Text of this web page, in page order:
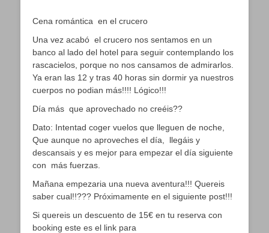
Cena romántica en el crucero
Una vez acabó el crucero nos sentamos en un
banco al lado del hotel para seguir contemplando los
rascacielos, porque no nos cansamos de admirarlos.
Ya eran las 12 y tras 40 horas sin dormir ya nuestros
cuerpos no podian más!!!! Lógico!!!
Día más que aprovechado no creéis??
Dato: Intentad coger vuelos que lleguen de noche,
Que aunque no aproveches el día, llegáis y
descansais y es mejor para empezar el día siguiente
con más fuerzas.
Mañana empezaria una nueva aventura!!! Quereis
saber cual!!??? Próximamente en el siguiente post!!!
Si quereis un descuento de 15€ en tu reserva con
booking este es el link para